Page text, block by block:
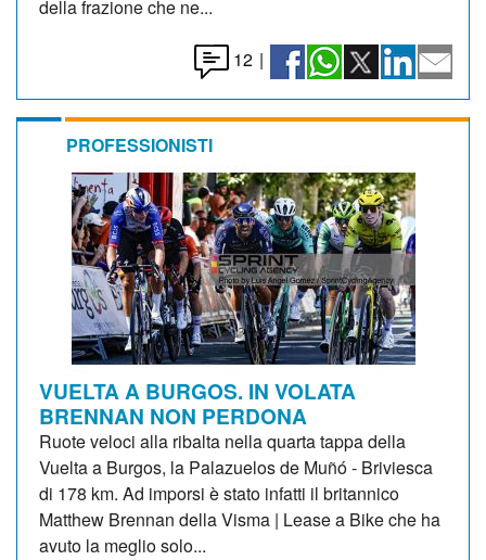
della frazione che ne...
12 |
PROFESSIONISTI
VUELTA A BURGOS. IN VOLATA
BRENNAN NON PERDONA
Ruote veloci alla ribalta nella quarta tappa della
Vuelta a Burgos, la Palazuelos de Muñó - Briviesca
di 178 km. Ad imporsi è stato infatti il britannico
Matthew Brennan della Visma | Lease a Bike che ha
avuto la meglio solo...